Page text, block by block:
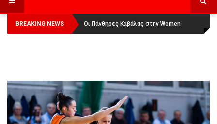
BREAKING NEWS
Οι Πάνθηρες Καβάλας στην Women
Basketball League 1
Αναχώρησε για τα Γιάννενα η Εθνική
Γυναικών: